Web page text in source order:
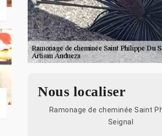
Nous localiser
Ramonage de cheminée Saint
Seignal